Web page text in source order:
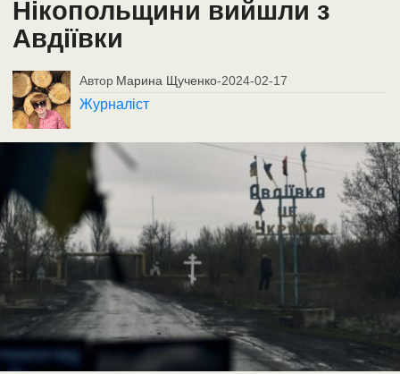
Нікопольщини вийшли з
Авдіївки
Автор Марина Щученко-2024-02-17
Журналіст